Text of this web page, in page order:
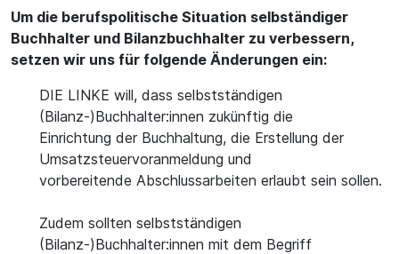
Um die berufspolitische Situation selbständiger
Buchhalter und Bilanzbuchhalter zu verbessern,
setzen wir uns für folgende Änderungen ein:
DIE LINKE will, dass selbstständigen
(Bilanz-)Buchhalter:innen zukünftig die
Einrichtung der Buchhaltung, die Erstellung der
Umsatzsteuervoranmeldung und
vorbereitende Abschlussarbeiten erlaubt sein sollen.
Zudem sollten selbstständigen
(Bilanz-)Buchhalter:innen mit dem Begriff